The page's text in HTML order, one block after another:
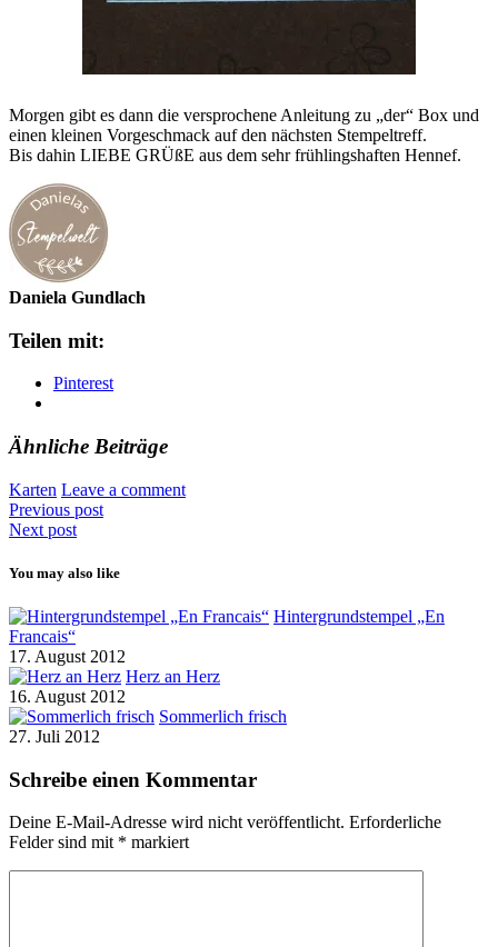
Morgen gibt es dann die versprochene Anleitung zu „der“ Box und
einen kleinen Vorgeschmack auf den nächsten Stempeltreff.
Bis dahin LIEBE GRÜßE aus dem sehr frühlingshaften Hennef.
Daniela Gundlach
Teilen mit:
Pinterest
Ähnliche Beiträge
Karten Leave a comment
Previous post
Next post
You may also like
Hintergrundstempel „En
Francais“
17. August 2012
Herz an Herz
16. August 2012
Sommerlich frisch
27. Juli 2012
Schreibe einen Kommentar
Deine E-Mail-Adresse wird nicht veröffentlicht. Erforderliche
Felder sind mit * markiert